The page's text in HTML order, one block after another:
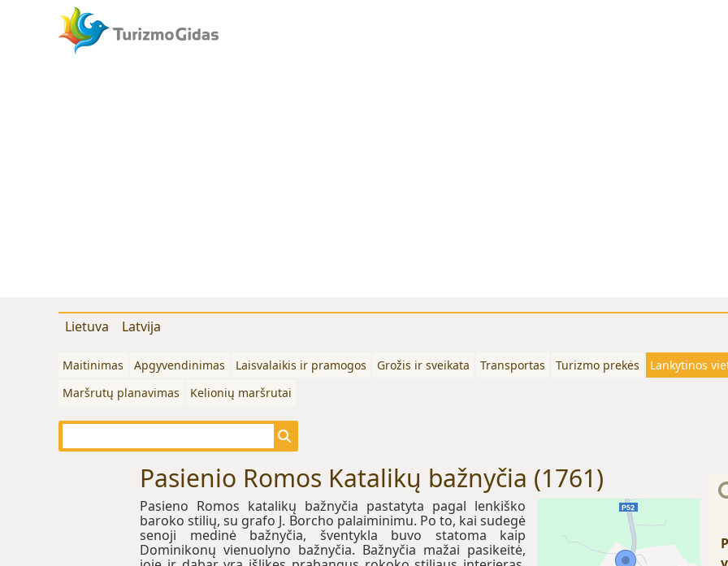
Lietuva Latvija
Maitinimas Apgyvendinimas Laisvalaikis ir pramogos Grožis ir sveikata Transportas Turizmo prekės Lankytinos
Maršrutų planavimas
Kelionių maršrutai
Pasienio Romos Katalikų bažnyčia (1761)
Pasieno Romos katalikų bažnyčia pastatyta pagal lenkiško
baroko stilių, su grafo J. Borcho palaiminimu. Po to, kai sudegė
senoji medinė bažnyčia, šventykla buvo statoma kaip
Dominikonų vienuolyno bažnyčia. Bažnyčia mažai pasikeitė,